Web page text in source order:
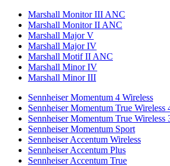
Marshall Monitor III ANC
Marshall Monitor II ANC
Marshall Major V
Marshall Major IV
Marshall Motif II ANC
Marshall Minor IV
Marshall Minor III
Sennheiser Momentum 4 Wireless
Sennheiser Momentum True Wireless
Sennheiser Momentum True Wireless
Sennheiser Momentum Sport
Sennheiser Accentum Wireless
Sennheiser Accentum Plus
Sennheiser Accentum True